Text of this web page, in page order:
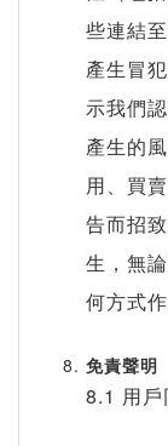
些連結
產生冒
示我們
產生的
用、買
告而招
生，無
何方式作
免責聲明
8.1 用戶